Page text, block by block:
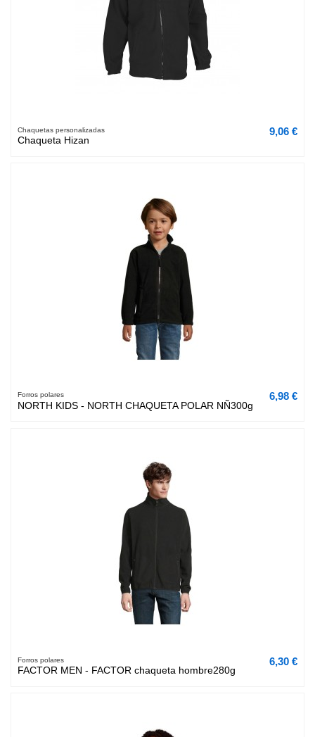
Chaquetas personalizadas
Chaqueta Hizan
9,06 €
Forros polares
NORTH KIDS - NORTH CHAQUETA POLAR NÑ300g
6,98 €
Forros polares
FACTOR MEN - FACTOR chaqueta hombre280g
6,30 €